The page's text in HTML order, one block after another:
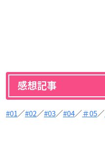
感想記事
#01／#02／#03／#04／＃05／